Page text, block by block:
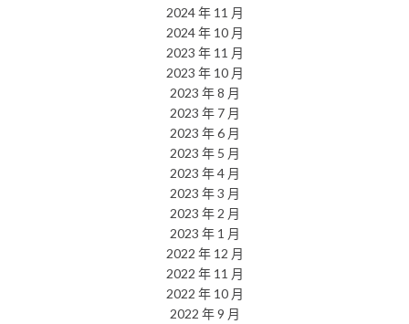
2024 年 11 月
2024 年 10 月
2023 年 11 月
2023 年 10 月
2023 年 8 月
2023 年 7 月
2023 年 6 月
2023 年 5 月
2023 年 4 月
2023 年 3 月
2023 年 2 月
2023 年 1 月
2022 年 12 月
2022 年 11 月
2022 年 10 月
2022 年 9 月